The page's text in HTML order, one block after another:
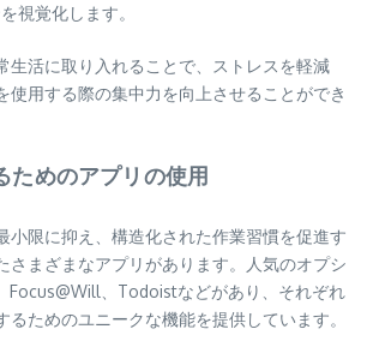
視覚化します。
生活に取り入れることで、ストレスを軽減
使用する際の集中力を向上させることができ
ためのアプリの使用
小限に抑え、構造化された作業習慣を促進す
さまざまなアプリがあります。人気のオプシ
Focus@Will、Todoistなどがあり、それぞれ
るためのユニークな機能を提供しています。